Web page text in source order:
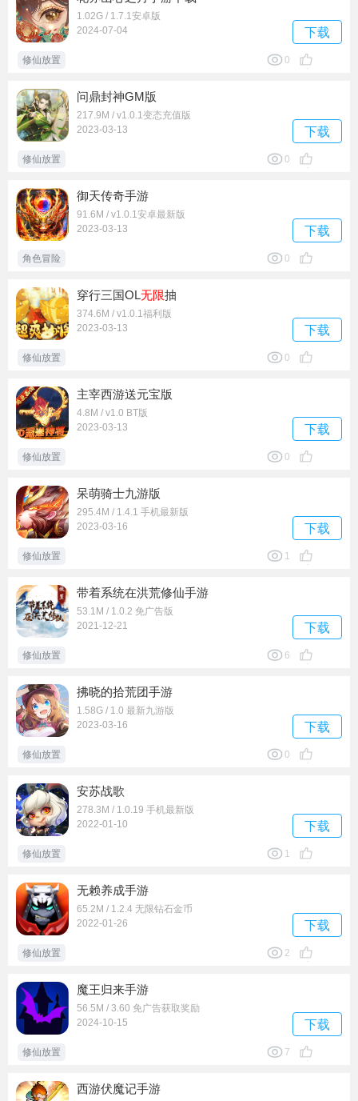
1.02G / 1.7.1安卓版
2024-07-04
下载
修仙放置 0
问鼎封神GM版
217.9M / v1.0.1变态充值版
2023-03-13
下载
修仙放置 0
御天传奇手游
91.6M / v1.0.1安卓最新版
2023-03-13
下载
角色冒险 0
穿行三国OL无限抽
374.6M / v1.0.1福利版
2023-03-13
下载
修仙放置 0
主宰西游送元宝版
4.8M / v1.0 BT版
2023-03-13
下载
修仙放置 0
呆萌骑士九游版
295.4M / 1.4.1 手机最新版
2023-03-16
下载
修仙放置 1
带着系统在洪荒修仙手游
53.1M / 1.0.2 免广告版
2021-12-21
下载
修仙放置 6
拂晓的拾荒团手游
1.58G / 1.0 最新九游版
2023-03-16
下载
修仙放置 0
安苏战歌
278.3M / 1.0.19 手机最新版
2022-01-10
下载
修仙放置 1
无赖养成手游
65.2M / 1.2.4 无限钻石金币
2022-01-26
下载
修仙放置 2
魔王归来手游
56.5M / 3.60 免广告获取奖励
2024-10-15
下载
修仙放置 7
西游伏魔记手游